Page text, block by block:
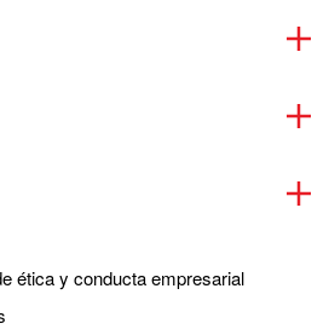
ética y conducta empresarial